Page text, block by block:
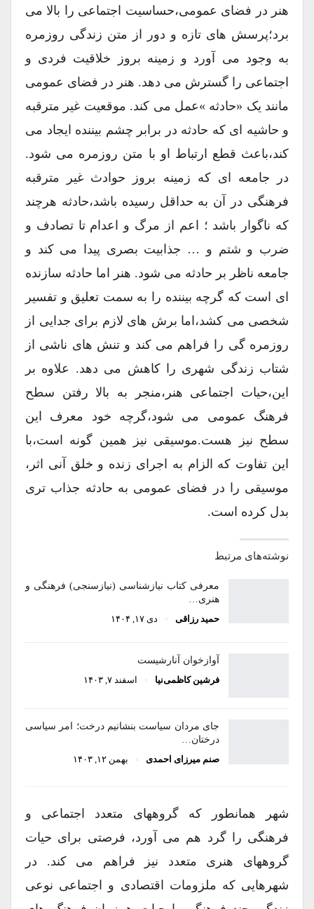
هنر در فضای عمومی،حساسیت اجتماعی را بالا می
برد؛پرسش های تازه و دور از متن زندگی روزمره
به وجود می آورد و زمینه بروز خلاقیت فردی و
اجتماعی را گسترش می دهد. هنر در فضای عمومی
مانند یک «حادثه »عمل می کند. موقعیت غیر مترقبه
و حاشیه ای که حادثه در برابر چشم بیننده ایجاد می
کند،باعث قطع ارتباط او با متن روزمره می شود.
در جامعه ای که زمینه بروز حوادث غیر مترقبه
فرهنگی در آن به حداقل رسیده باشد،حادثه هرچند
که ناگوار باشد ؛ اعم از مرگ و اعدام تا تصادف و
ضرب و شتم و … جذابیت بصری پیدا می کند و
جامعه ناظر بر حادثه می شود. هنر اما حادثه سازنده
ای است که گرچه بیننده را به سمت تعلیق و تفسیر
شخصی می کشد،اما برش های لازم برای جدایی از
روزمره گی را فراهم می کند و تنش های ناشی از
شتاب زندگی شهری را کاهش می دهد. علاوه بر
این،حیات اجتماعی هنر،منجر به بالا رفتن سطح
فرهنگ عمومی می شود،گرچه خود معرف این
سطح نیز هست.موسیقی نیز همین گونه است،با
این تفاوت که الزام به اجرای زنده و خلق آنی اثر،
موسیقی را در فضای عمومی به حادثه جذاب تری
بدل کرده است.
نوشته‌های مرتبط
معرفی کتاب نیازشناسی (نیازسنجی) فرهنگی و
هنری…
حمید رزاقی
دی ۱۷, ۱۴۰۴
آواز‌خوان آنارشیست
فرشین کاظمی‌نیا
اسفند ۷, ۱۴۰۳
جای مردان سیاست بنشانیم درخت؛ امر سیاسی
درختان…
صنم میرزای احمدی
بهمن ۱۲, ۱۴۰۳
شهر همانطور که گروههای متعدد اجتماعی و
فرهنگی را گرد هم می آورد، فرصتی برای حیات
گروههای هنری متعدد نیز فراهم می کند. در
شهرهایی که ملزومات اقتصادی و اجتماعی نوعی